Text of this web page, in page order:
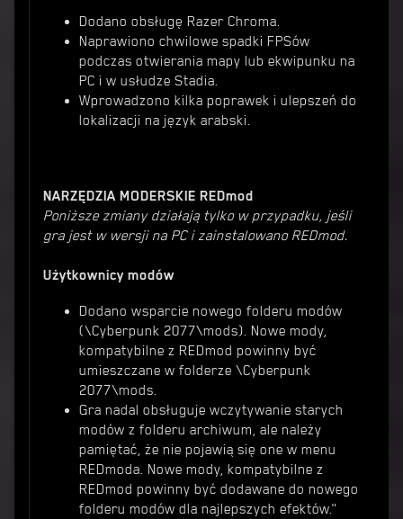
Dodano obsługę Razer Chroma.
Naprawiono chwilowe spadki FPSów
podczas otwierania mapy lub ekwipunku na
PC i w usłudze Stadia.
Wprowadzono kilka poprawek i ulepszeń do
lokalizacji na język arabski.
NARZĘDZIA MODERSKIE REDmod
Poniższe zmiany działają tylko w przypadku, jeśli
gra jest w wersji na PC i zainstalowano REDmod.
Użytkownicy modów
Dodano wsparcie nowego folderu modów
(\Cyberpunk 2077\mods). Nowe mody,
kompatybilne z REDmod powinny być
umieszczane w folderze \Cyberpunk
2077\mods.
Gra nadal obsługuje wczytywanie starych
modów z folderu archiwum, ale należy
pamiętać, że nie pojawią się one w menu
REDmoda. Nowe mody, kompatybilne z
REDmod powinny być dodawane do nowego
folderu modów dla najlepszych efektów."